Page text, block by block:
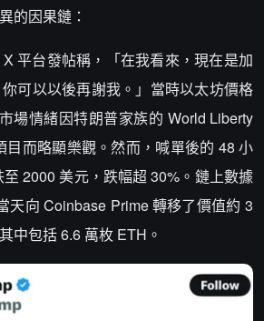
的因果鏈：
平台發帖稱，「在我看來，現在是加
可以以後再謝我。」當時以太坊價格
場情緒因特朗普家族的 World Liberty
目而略顯樂觀。然而，喊單後的 48 小
2000 美元，跌幅超 30%。鏈上數據
天向 Coinbase Prime 轉移了價值約 3
中包括 6.6 萬枚 ETH。